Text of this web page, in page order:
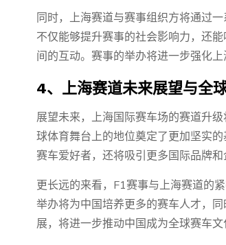
同时，上海赛道与赛事组织方将通过
不仅能够提升赛事的社会影响力，还
间的互动。赛事的举办将进一步强化
4、上海赛道未来展望与全
展望未来，上海国际赛车场的赛道升
球体育舞台上的地位奠定了更加坚实
赛车爱好者，还将吸引更多国际品牌和
更长远的来看，F1赛事与上海赛道的
举办将为中国培养更多的赛车人才，
展，将进一步推动中国成为全球赛车文